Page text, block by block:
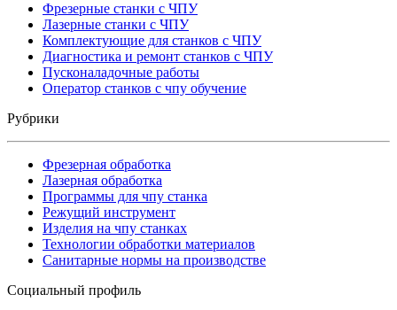
Фрезерные станки с ЧПУ
Лазерные станки с ЧПУ
Комплектующие для станков с ЧПУ
Диагностика и ремонт станков с ЧПУ
Пусконаладочные работы
Оператор станков с чпу обучение
Рубрики
Фрезерная обработка
Лазерная обработка
Программы для чпу станка
Режущий инструмент
Изделия на чпу станках
Технологии обработки материалов
Санитарные нормы на производстве
Социальный профиль